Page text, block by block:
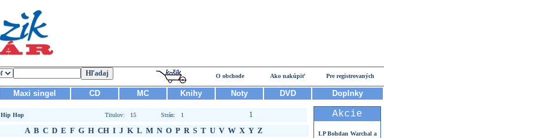
O obchode Ako nakúpiť Pre registrovaných
Maxi singel CD MC Knihy Noty DVD Doplnky
Hip Hop Titulov: 15 Strán: 1
1
A B C D E F G H CH I J K L M N O P R S T U V W X Y Z
Akcie
LP Bohdan Warchal a